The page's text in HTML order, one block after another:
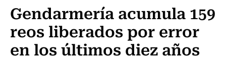
Gendarmería acumula 159
reos liberados por error
en los últimos diez años